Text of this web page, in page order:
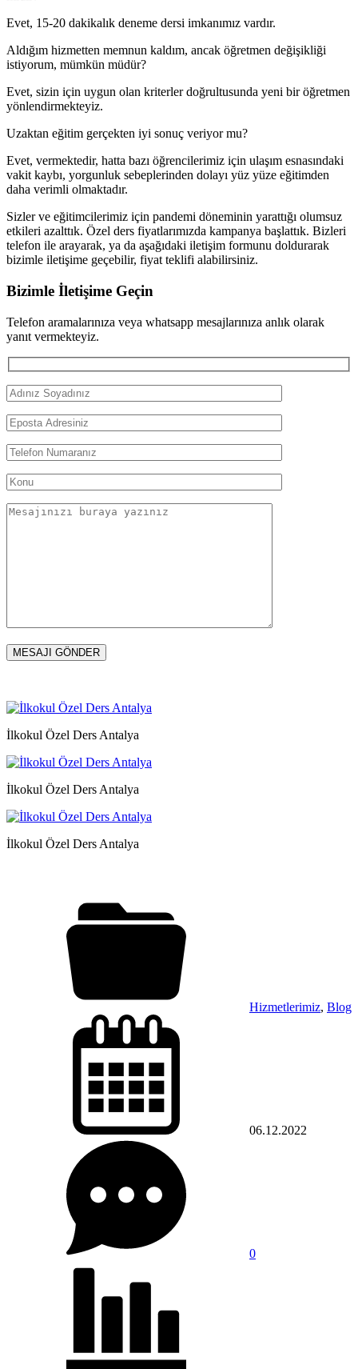
Evet, 15-20 dakikalık deneme dersi imkanımız vardır.
Aldığım hizmetten memnun kaldım, ancak öğretmen değişikliği
istiyorum, mümkün müdür?
Evet, sizin için uygun olan kriterler doğrultusunda yeni bir öğretmen
yönlendirmekteyiz.
Uzaktan eğitim gerçekten iyi sonuç veriyor mu?
Evet, vermektedir, hatta bazı öğrencilerimiz için ulaşım esnasındaki
vakit kaybı, yorgunluk sebeplerinden dolayı yüz yüze eğitimden
daha verimli olmaktadır.
Sizler ve eğitimcilerimiz için pandemi döneminin yarattığı olumsuz
etkileri azalttık. Özel ders fiyatlarımızda kampanya başlattık. Bizleri
telefon ile arayarak, ya da aşağıdaki iletişim formunu doldurarak
bizimle iletişime geçebilir, fiyat teklifi alabilirsiniz.
Bizimle İletişime Geçin
Telefon aramalarınıza veya whatsapp mesajlarınıza anlık olarak
yanıt vermekteyiz.
İlkokul Özel Ders Antalya
İlkokul Özel Ders Antalya
İlkokul Özel Ders Antalya
Hizmetlerimiz, Blog
06.12.2022
0